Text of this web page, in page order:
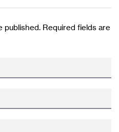
published. Required fields are